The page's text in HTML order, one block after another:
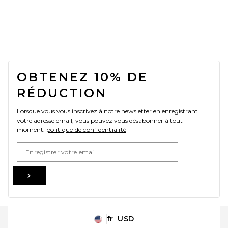
FOOTER
OBTENEZ 10% DE
RÉDUCTION
Lorsque vous vous inscrivez à notre newsletter en enregistrant
votre adresse email, vous pouvez vous désabonner à tout
moment. politique de confidentialité
Change Country Regions
fr USD